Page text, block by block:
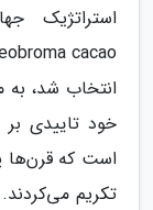
استراتژیک
انتخاب شد، به
خود تاییدی بر
است که قرن‌ها
تکریم می‌کردند.